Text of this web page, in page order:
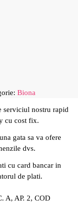
Biona
serviciul nostru rapid
cu cost fix.
gata sa va ofere
dvs.
cu card bancar in
de plati.
A, AP. 2, COD